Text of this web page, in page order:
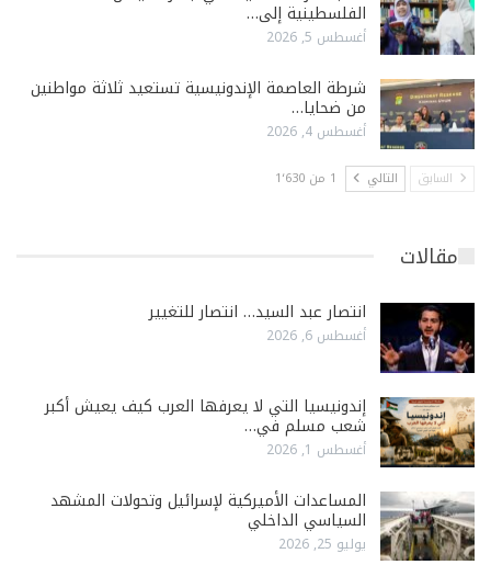
الفلسطينية إلى…
أغسطس 5, 2026
شرطة العاصمة الإندونيسية تستعيد ثلاثة مواطنين
من ضحايا…
أغسطس 4, 2026
السابق التالي 1 من 1٬630
مقالات
انتصار عبد السيد… انتصار للتغيير
أغسطس 6, 2026
إندونيسيا التي لا يعرفها العرب كيف يعيش أكبر
شعب مسلم في…
أغسطس 1, 2026
المساعدات الأميركية لإسرائيل وتحولات المشهد
السياسي الداخلي
يوليو 25, 2026